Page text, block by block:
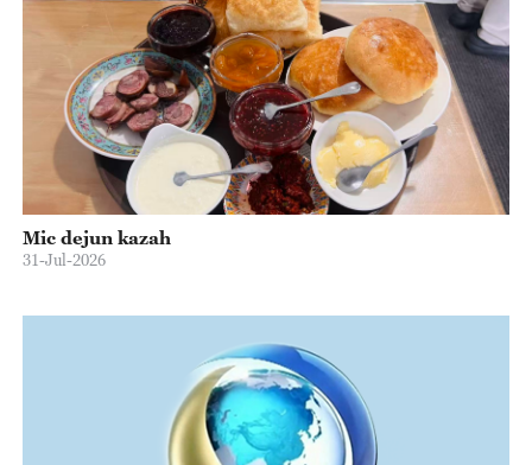
Mic dejun kazah
31-Jul-2026